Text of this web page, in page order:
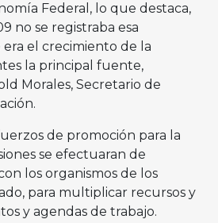
Federal, lo que destaca,
no se registraba esa
era el crecimiento de la
la principal fuente,
Morales, Secretario de
de promoción para la
se efectuaran de
los organismos de los
para multiplicar recursos y
y agendas de trabajo.